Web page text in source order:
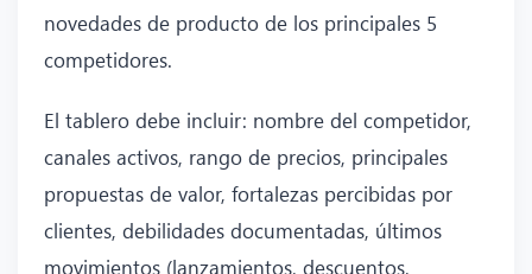
novedades de producto de los principales 5
competidores.
El tablero debe incluir: nombre del competidor,
canales activos, rango de precios, principales
propuestas de valor, fortalezas percibidas por
clientes, debilidades documentadas, últimos
movimientos (lanzamientos, descuentos,